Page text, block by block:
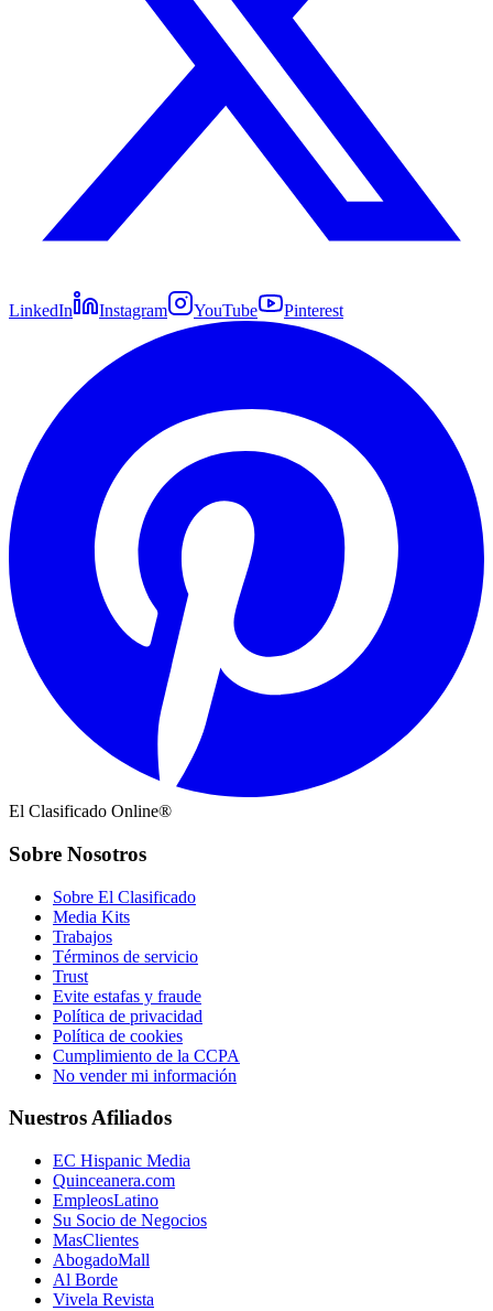
LinkedIn Instagram YouTube Pinterest
El Clasificado Online®
Sobre Nosotros
Sobre El Clasificado
Media Kits
Trabajos
Términos de servicio
Trust
Evite estafas y fraude
Política de privacidad
Política de cookies
Cumplimiento de la CCPA
No vender mi información
Nuestros Afiliados
EC Hispanic Media
Quinceanera.com
EmpleosLatino
Su Socio de Negocios
MasClientes
AbogadoMall
Al Borde
Vivela Revista